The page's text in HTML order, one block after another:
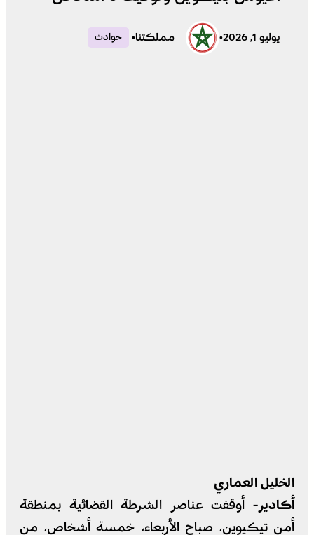
يوليو 1, 2026 • مملكتنا• حوادث
الخليل العماري
أكادير- أوقفت عناصر الشرطة القضائية بمنطقة
أمن تيكيوين، صباح الأربعاء، خمسة أشخاص، من